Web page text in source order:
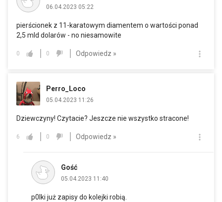
06.04.2023 05:22
pierścionek z 11-karatowym diamentem o wartości ponad
2,5 mld dolarów - no niesamowite
0 0 Odpowiedz »
Perro_Loco
05.04.2023 11:26
Dziewczyny! Czytacie? Jeszcze nie wszystko stracone!
6 0 Odpowiedz »
Gość
05.04.2023 11:40
p0lki już zapisy do kolejki robią.